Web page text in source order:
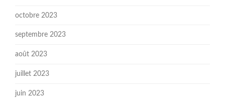
octobre 2023
septembre 2023
août 2023
juillet 2023
juin 2023